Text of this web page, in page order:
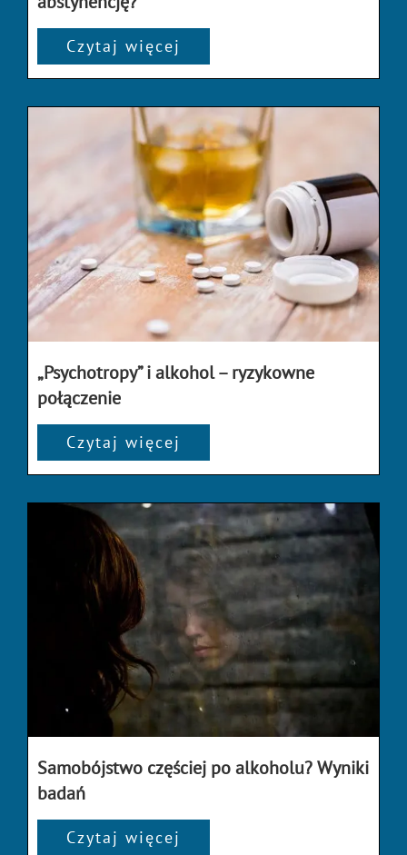
Czytaj więcej
„Psychotropy” i alkohol – ryzykowne
połączenie
Czytaj więcej
Samobójstwo częściej po alkoholu? Wyniki
badań
Czytaj więcej